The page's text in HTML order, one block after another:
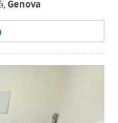
Genova